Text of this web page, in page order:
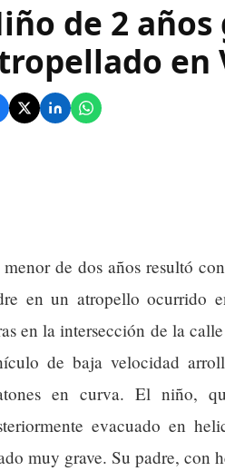
de 2
en
de dos años resultó
en un atropello ocurrido
en la intersección de la
de baja velocidad
en curva. El niño,
evacuado en
muy grave. Su padre, con